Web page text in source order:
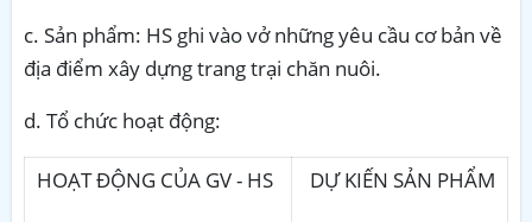
c. Sản phẩm: HS ghi vào vở những yêu cầu cơ bản về
địa điểm xây dựng trang trại chăn nuôi.
d. Tổ chức hoạt động:
HOẠT ĐỘNG CỦA GV - HS DỰ KIẾN SẢN PHẨM